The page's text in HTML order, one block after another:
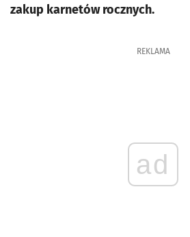
zakup karnetów rocznych.
REKLAMA
ad